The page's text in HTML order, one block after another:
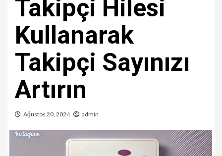
Takipçi Hilesi
Kullanarak
Takipçi Sayınızı
Artırın
Ağustos 20, 2024 admin